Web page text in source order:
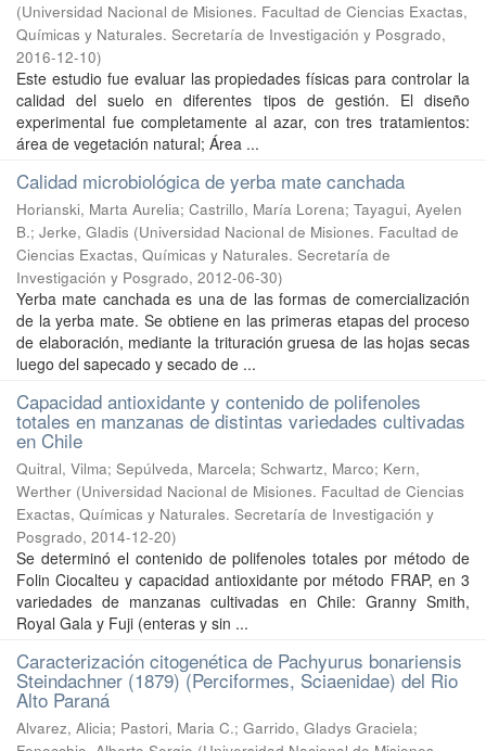
(Universidad Nacional de Misiones. Facultad de Ciencias Exactas,
Químicas y Naturales. Secretaría de Investigación y Posgrado,
2016-12-10)
Este estudio fue evaluar las propiedades físicas para controlar la
calidad del suelo en diferentes tipos de gestión. El diseño
experimental fue completamente al azar, con tres tratamientos:
área de vegetación natural; Área ...
Calidad microbiológica de yerba mate canchada
Horianski, Marta Aurelia; Castrillo, María Lorena; Tayagui, Ayelen
B.; Jerke, Gladis (Universidad Nacional de Misiones. Facultad de
Ciencias Exactas, Químicas y Naturales. Secretaría de
Investigación y Posgrado, 2012-06-30)
Yerba mate canchada es una de las formas de comercialización
de la yerba mate. Se obtiene en las primeras etapas del proceso
de elaboración, mediante la trituración gruesa de las hojas secas
luego del sapecado y secado de ...
Capacidad antioxidante y contenido de polifenoles
totales en manzanas de distintas variedades cultivadas
en Chile
Quitral, Vilma; Sepúlveda, Marcela; Schwartz, Marco; Kern,
Werther (Universidad Nacional de Misiones. Facultad de Ciencias
Exactas, Químicas y Naturales. Secretaría de Investigación y
Posgrado, 2014-12-20)
Se determinó el contenido de polifenoles totales por método de
Folin Ciocalteu y capacidad antioxidante por método FRAP, en 3
variedades de manzanas cultivadas en Chile: Granny Smith,
Royal Gala y Fuji (enteras y sin ...
Caracterización citogenética de Pachyurus bonariensis
Steindachner (1879) (Perciformes, Sciaenidae) del Rio
Alto Paraná
Alvarez, Alicia; Pastori, Maria C.; Garrido, Gladys Graciela;